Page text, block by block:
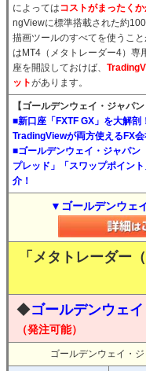
によってはコストがまったく
ngViewに標準搭載された約
描画ツールのすべてを使うこ
はMT4（メタトレーダー4）専
座を開設しておけば、
ットがあります。
【ゴールデンウェイ・ジャパ
■新口座「FXTF GX」を大解剖
TradingViewが両方使えるFX
■ゴールデンウェイ・ジャパン
プレッド」「スワップポイン
介！
▼ゴールデンウェ
「メタトレーダー
◆ゴールデンウェ
（発注可能）
ゴールデンウェイ・